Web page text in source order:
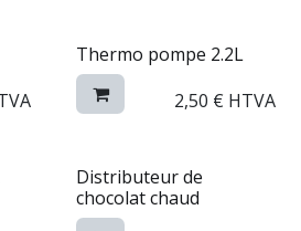
Thermo pompe 2.2L
2,50 € HTVA
Distributeur de
chocolat chaud